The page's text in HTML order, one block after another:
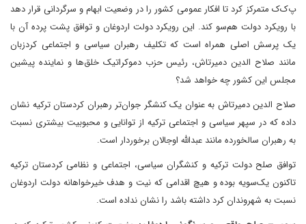
پ‌ک‌ک متمرکز کرد تا افکار عمومی کشور را در وضعیت ابهام و سرگردانی قرار دهد
با رویکرد دولت هم‌سو کند. این رویکرد دولت اردوغان و توافق پشت پرده آن با
یک پرسش اصلی همراه است که تکلیف رهبران سیاسی و اجتماعی کردزبان
مانند صلاح الدین دمیرتاش، رئیس حزب دموکراتیک خلق‌ها و نماینده پیشین
مجلس این کشور چه خواهد شد؟
صلاح الدین دمیرتاش به عنوان یک کنشگر جوان‌تر رهبران کردستان ترکیه نشان
داده که در سپهر سیاسی و اجتماعی ترکیه از توانایی و محبوبیت بیشتری نسبت
به رهبران سالخورده مانند عبدالله اوجالان برخوردار است.
توافق صلح دولت ترکیه و کنشگران سیاسی، اجتماعی و نظامی کردستان ترکیه
تاکنون یک‌سویه بوده و هیچ اقدامی که نیت و هدف خیرخواهانه دولت اردوغان
نسبت به شهروندان کرد داشته باشد را نشان نداده است.